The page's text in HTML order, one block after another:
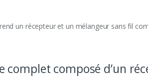
un récepteur et un mélangeur sans fil
complet composé d’un